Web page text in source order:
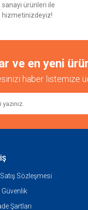
sanayi ürünleri ile
hizmetinizdeyiz!
ve en yeni
haber listemize
Sözleşmesi
Güvenlik
Şartları